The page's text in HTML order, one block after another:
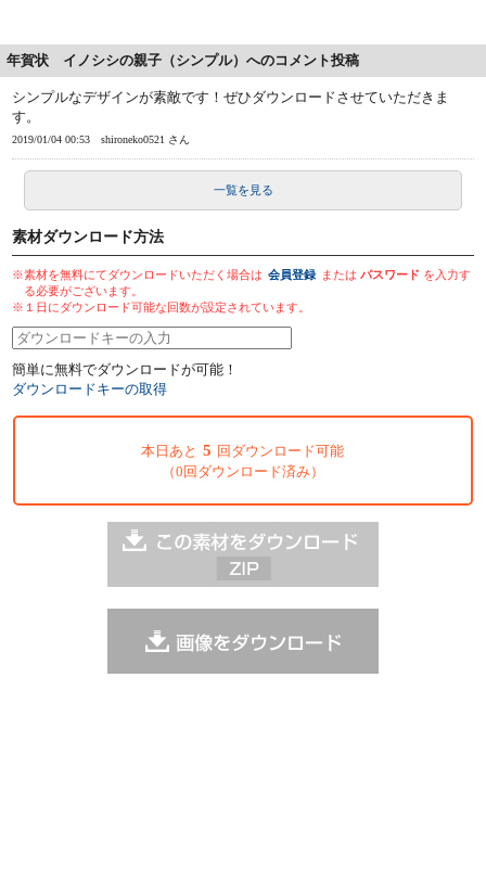
年賀状 イノシシの親子（シンプル）へのコメント投稿
シンプルなデザインが素敵です！ぜひダウンロードさせていただきま
す。
2019/01/04 00:53 shironeko0521 さん
一覧を見る
素材ダウンロード方法
※素材を無料にてダウンロードいただく場合は 会員登録 またはパスワード を入力す
る必要がございます。
※１日にダウンロード可能な回数が設定されています。
簡単に無料でダウンロードが可能！
ダウンロードキーの取得
本日あと 5 回ダウンロード可能
（0回ダウンロード済み）